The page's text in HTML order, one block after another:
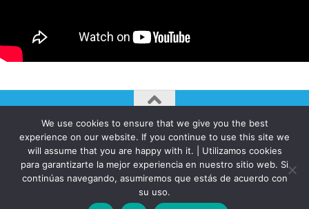
AUTOGIRO/el giro del arte actual © JAVIER MARTINEZ 2026. All
Rights Reserved.
Funciona con - Diseñado con elTema Hueman
We use cookies to ensure that we give you the best
experience on our website. If you continue to use this site we
will assume that you are happy with it. | Utilizamos cookies
para garantizarte la mejor experiencia en nuestro sitio web. Si
continúas navegando, asumiremos que estás de acuerdo con
su uso.